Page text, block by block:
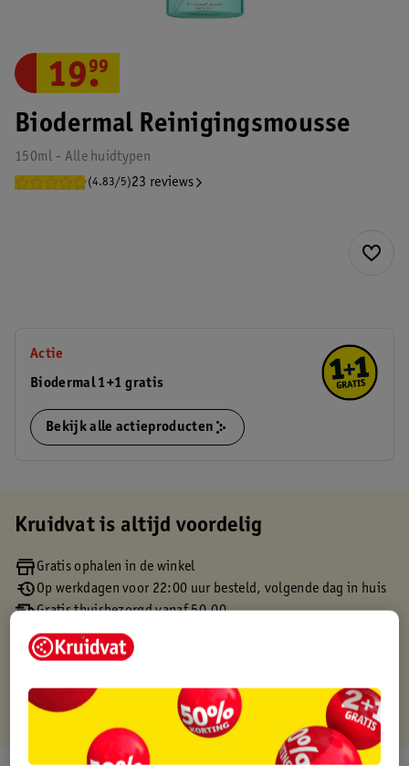
Biodermal Reinigingsmousse
150ml - Alle huidtypen
(4.83/5)23 reviews
19.
99
Actie
Biodermal 1+1 gratis
Bekijk alle actieproducten
Kruidvat is altijd voordelig
Gratis ophalen in de winkel
Op werkdagen voor 22:00 uur besteld, volgende dag in huis
Gratis thuisbezorgd vanaf 50.00
Gratis retourneren binnen 30 dagen
Gratis punten met je Kruidvat kaart